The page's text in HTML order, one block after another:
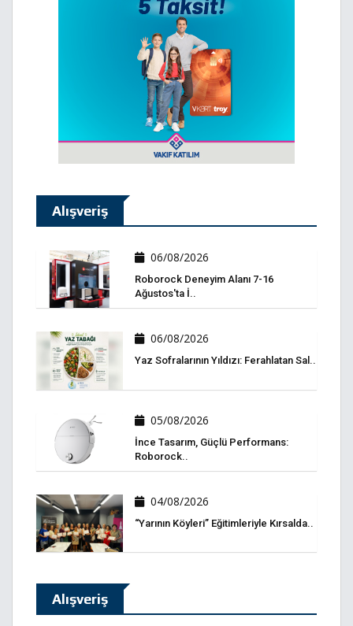
Alışveriş
06/08/2026
Roborock Deneyim Alanı 7-16
Ağustos'ta İ..
06/08/2026
Yaz Sofralarının Yıldızı: Ferahlatan Sal..
05/08/2026
İnce Tasarım, Güçlü Performans:
Roborock..
04/08/2026
“Yarının Köyleri” Eğitimleriyle Kırsalda..
Alışveriş